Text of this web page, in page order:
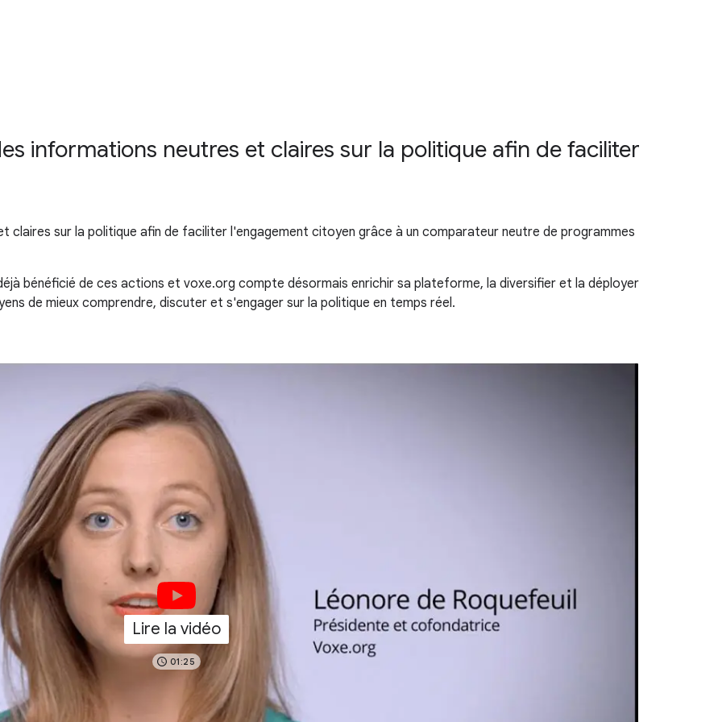
informations neutres et claires sur la politique afin de faciliter
claires sur la politique afin de faciliter l'engagement citoyen grâce à un comparateur neutre de programmes
bénéficié de ces actions et voxe.org compte désormais enrichir sa plateforme, la diversifier et la déployer
de mieux comprendre, discuter et s'engager sur la politique en temps réel.
Lire la vidéo
01:25